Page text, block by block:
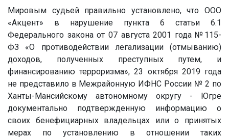
Мировым судьей правильно установлено, что ООО
«Акцент» в нарушение пункта 6 статьи 6.1
Федерального закона от 07 августа 2001 года №115-
ФЗ «О противодействии легализации (отмыванию)
доходов, полученных преступных путем, и
финансированию терроризма», 23 октября 2019 года
не представило в Межрайонную ИФНС России № 2 по
Ханты-Мансийскому автономному округу - Югре
документально подтвержденную информацию о
своих бенефициарных владельцах или о принятых
мерах по установлению в отношении таких